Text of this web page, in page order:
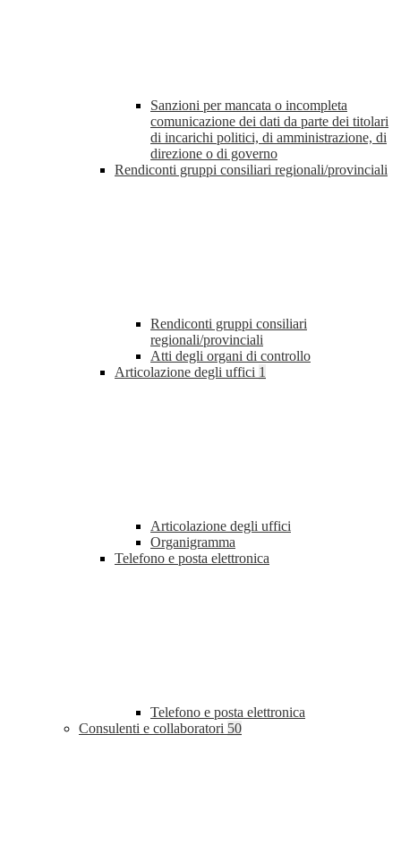
Sanzioni per mancata o incompleta
comunicazione dei dati da parte dei titolari
di incarichi politici, di amministrazione, di
direzione o di governo
Rendiconti gruppi consiliari regionali/provinciali
Rendiconti gruppi consiliari
regionali/provinciali
Atti degli organi di controllo
Articolazione degli uffici 1
Articolazione degli uffici
Organigramma
Telefono e posta elettronica
Telefono e posta elettronica
Consulenti e collaboratori 50